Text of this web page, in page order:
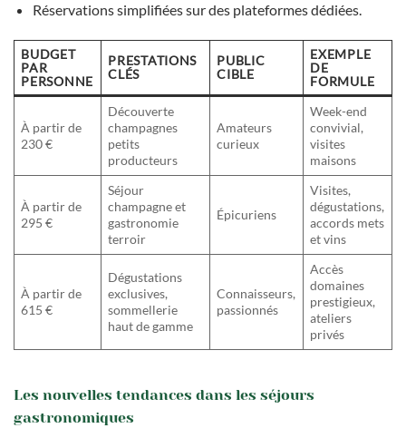
Réservations simplifiées sur des plateformes dédiées.
BUDGET
PAR
PERSONNE
PRESTATIONS
CLÉS
PUBLIC
CIBLE
EXEMPLE
DE
FORMULE
À partir de
230 €
Découverte
champagnes
petits
producteurs
Amateurs
curieux
Week-end
convivial,
visites
maisons
À partir de
295 €
Séjour
champagne et
gastronomie
terroir
Épicuriens
Visites,
dégustations,
accords mets
et vins
À partir de
615 €
Dégustations
exclusives,
sommellerie
haut de gamme
Connaisseurs,
passionnés
Accès
domaines
prestigieux,
ateliers
privés
Les nouvelles tendances dans les séjours
gastronomiques